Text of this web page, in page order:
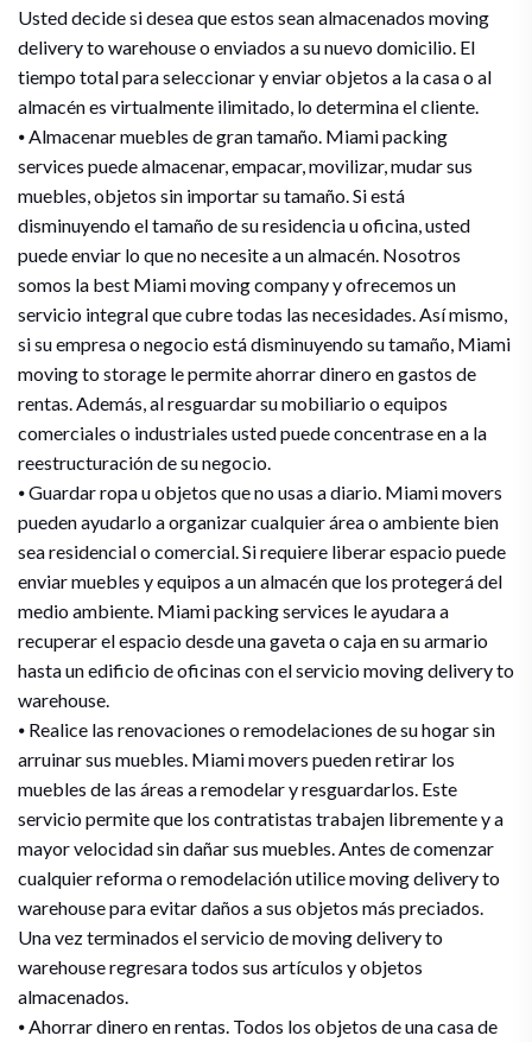
Usted decide si desea que estos sean almacenados moving
delivery to warehouse o enviados a su nuevo domicilio. El
tiempo total para seleccionar y enviar objetos a la casa o al
almacén es virtualmente ilimitado, lo determina el cliente.
⦁ Almacenar muebles de gran tamaño. Miami packing
services puede almacenar, empacar, movilizar, mudar sus
muebles, objetos sin importar su tamaño. Si está
disminuyendo el tamaño de su residencia u oficina, usted
puede enviar lo que no necesite a un almacén. Nosotros
somos la best Miami moving company y ofrecemos un
servicio integral que cubre todas las necesidades. Así mismo,
si su empresa o negocio está disminuyendo su tamaño, Miami
moving to storage le permite ahorrar dinero en gastos de
rentas. Además, al resguardar su mobiliario o equipos
comerciales o industriales usted puede concentrase en a la
reestructuración de su negocio.
⦁ Guardar ropa u objetos que no usas a diario. Miami movers
pueden ayudarlo a organizar cualquier área o ambiente bien
sea residencial o comercial. Si requiere liberar espacio puede
enviar muebles y equipos a un almacén que los protegerá del
medio ambiente. Miami packing services le ayudara a
recuperar el espacio desde una gaveta o caja en su armario
hasta un edificio de oficinas con el servicio moving delivery to
warehouse.
⦁ Realice las renovaciones o remodelaciones de su hogar sin
arruinar sus muebles. Miami movers pueden retirar los
muebles de las áreas a remodelar y resguardarlos. Este
servicio permite que los contratistas trabajen libremente y a
mayor velocidad sin dañar sus muebles. Antes de comenzar
cualquier reforma o remodelación utilice moving delivery to
warehouse para evitar daños a sus objetos más preciados.
Una vez terminados el servicio de moving delivery to
warehouse regresara todos sus artículos y objetos
almacenados.
⦁ Ahorrar dinero en rentas. Todos los objetos de una casa de